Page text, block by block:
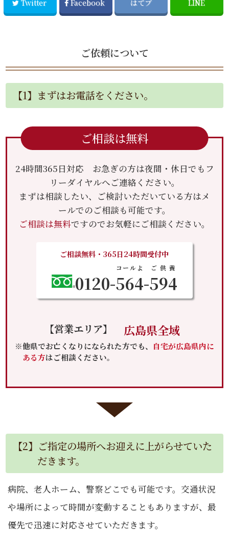
Twitter Facebook はてブ LINE
ご依頼について
【1】まずはお電話をください。
ご相談は無料
24時間365日対応 お急ぎの方は夜間・休日でもフ
リーダイヤルへご連絡ください。
まずは相談したい、ご検討いただいている方はメ
ールでのご相談も可能です。
ご相談は無料ですのでお気軽にご相談ください。
ご相談無料・365日24時間受付中
0120-564
コールよ
-594
ご供養
【営業エリア】 広島県全域
※他県でお亡くなりになられた方でも、 自宅が広島県内に
ある方はご相談ください。
【2】ご指定の場所へお迎えに上がらせていた
だきます。
病院、老人ホーム、警察どこでも可能です。交通状況
や場所によって時間が変動することもありますが、最
優先で迅速に対応させていただきます。